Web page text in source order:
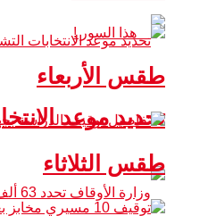
تحديد موعد
طقس الأربعاء
طقس الثلاثاء